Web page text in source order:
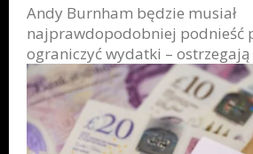
Andy Burnham będzie musiał
najprawdopodobniej podnieść
ograniczyć wydatki –